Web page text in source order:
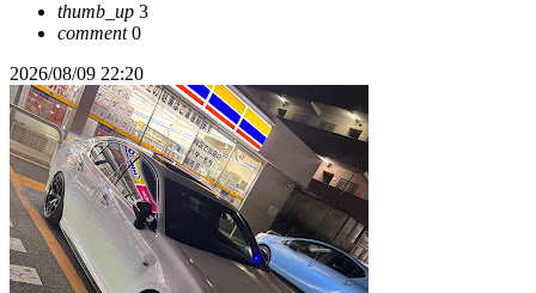
thumb_up 3
comment0
2026/08/09 22:20